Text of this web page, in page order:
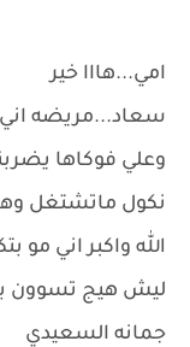
امي...هااا خير
سعاد...مريضه
وعلي فوكاها
نكول ماتشتغل
الله واكبر اني مو
ليش هيج تسوون
جمانه السعيدي